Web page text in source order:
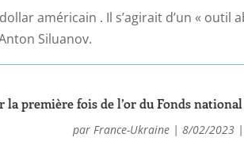
américain . Il s’agirait d’un « outil
Siluanov.
la première fois de l’or du Fonds
parFrance-Ukraine |8/02/2023